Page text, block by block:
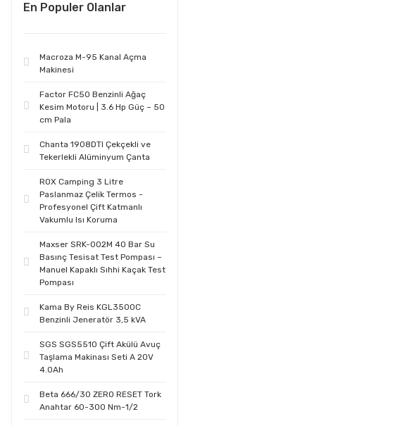
En Populer Olanlar
Macroza M-95 Kanal Açma
Makinesi
Factor FC50 Benzinli Ağaç
Kesim Motoru | 3.6 Hp Güç – 50
cm Pala
Chanta 1908DTI Çekçekli ve
Tekerlekli Alüminyum Çanta
ROX Camping 3 Litre
Paslanmaz Çelik Termos -
Profesyonel Çift Katmanlı
Vakumlu Isı Koruma
Maxser SRK-002M 40 Bar Su
Basınç Tesisat Test Pompası –
Manuel Kapaklı Sıhhi Kaçak Test
Pompası
Kama By Reis KGL3500C
Benzinli Jeneratör 3,5 kVA
SGS SGS5510 Çift Akülü Avuç
Taşlama Makinası Seti A 20V
4.0Ah
Beta 666/30 ZERO RESET Tork
Anahtar 60-300 Nm-1/2